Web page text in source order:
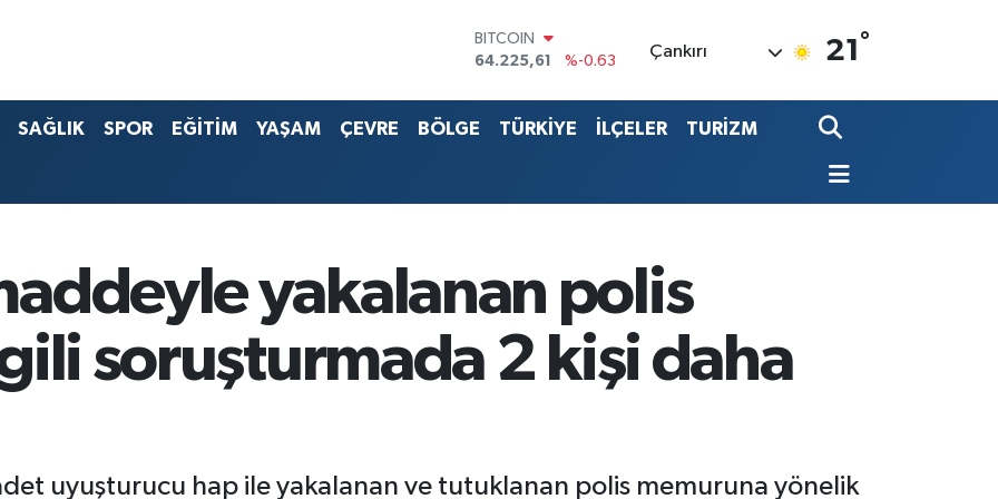
47,7143
55,0317
%-0.02
STERLİN
6574.81
%1.44
Çankırı 21 °
SAĞLIK SPOR EĞİTİM YAŞAM ÇEVRE BÖLGE TÜRKİYE İLÇELER TURİZM
yakalanan polis
soruşturmada 2 kişi daha
uyuşturucu hap ile yakalanan ve tutuklanan polis memuruna yönelik